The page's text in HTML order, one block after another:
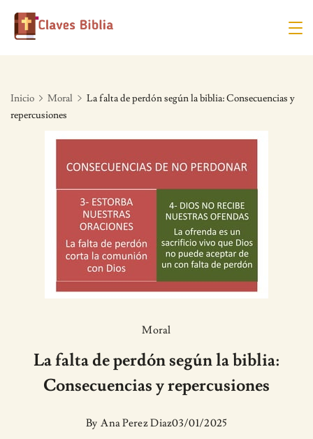
Skip
Inicio Moral
La falta de perdón según la biblia: Consecuencias y
repercusiones
Moral
La falta de perdón según la biblia:
Consecuencias y repercusiones
By Ana Perez Diaz03/01/2025